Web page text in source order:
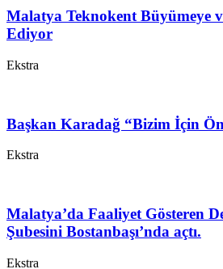
Malatya Teknokent Büyümeye
Ediyor
Ekstra
Başkan Karadağ “Bizim İçin
Ekstra
Malatya’da Faaliyet Gösteren
Şubesini Bostanbaşı’nda açtı.
Ekstra